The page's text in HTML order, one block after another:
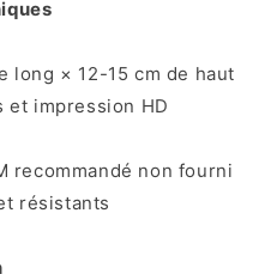
long × 12-15 cm de haut
et impression HD
recommandé non fourni
résistants